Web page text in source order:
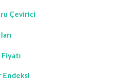
Çevirici
Endeksi